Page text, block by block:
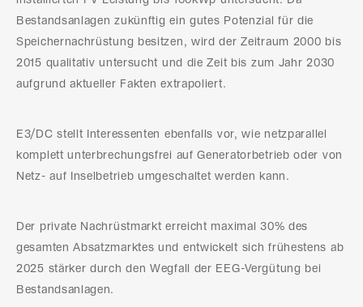
Bestandsanlagen zukünftig ein gutes Potenzial für die
Speichernachrüstung besitzen, wird der Zeitraum 2000 bis
2015 qualitativ untersucht und die Zeit bis zum Jahr 2030
aufgrund aktueller Fakten extrapoliert.
E3/DC stellt Interessenten ebenfalls vor, wie netzparallel
komplett unterbrechungsfrei auf Generatorbetrieb oder von
Netz- auf Inselbetrieb umgeschaltet werden kann.
Der private Nachrüstmarkt erreicht maximal 30% des
gesamten Absatzmarktes und entwickelt sich frühestens ab
2025 stärker durch den Wegfall der EEG-Vergütung bei
Bestandsanlagen.